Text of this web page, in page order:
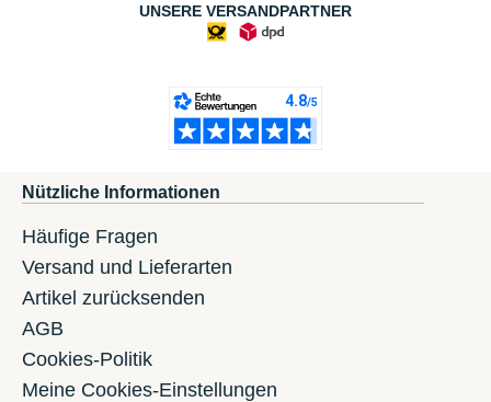
UNSERE VERSANDPARTNER
Nützliche Informationen
Häufige Fragen
Versand und Lieferarten
Artikel zurücksenden
AGB
Cookies-Politik
Meine Cookies-Einstellungen